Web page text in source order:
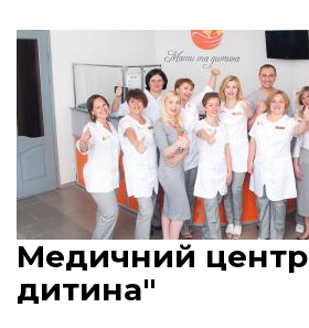
Медичний
дитина"